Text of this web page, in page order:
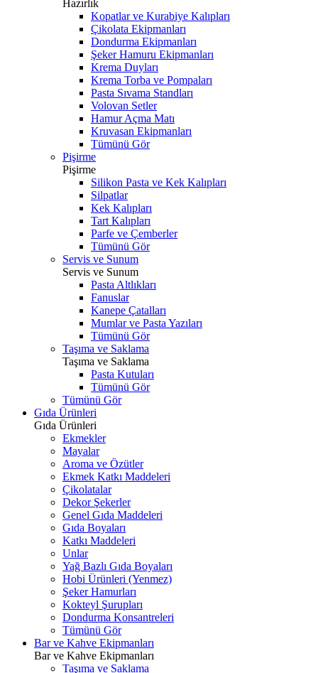
Hazırlık
Kopatlar ve Kurabiye Kalıpları
Çikolata Ekipmanları
Dondurma Ekipmanları
Şeker Hamuru Ekipmanları
Krema Duyları
Krema Torba ve Pompaları
Pasta Sıvama Standları
Volovan Setler
Hamur Açma Matı
Kruvasan Ekipmanları
Tümünü Gör
Pişirme
Pişirme
Silikon Pasta ve Kek Kalıpları
Silpatlar
Kek Kalıpları
Tart Kalıpları
Parfe ve Çemberler
Tümünü Gör
Servis ve Sunum
Servis ve Sunum
Pasta Altlıkları
Fanuslar
Kanepe Çatalları
Mumlar ve Pasta Yazıları
Tümünü Gör
Taşıma ve Saklama
Taşıma ve Saklama
Pasta Kutuları
Tümünü Gör
Tümünü Gör
Gıda Ürünleri
Gıda Ürünleri
Ekmekler
Mayalar
Aroma ve Özütler
Ekmek Katkı Maddeleri
Çikolatalar
Dekor Şekerler
Genel Gıda Maddeleri
Gıda Boyaları
Katkı Maddeleri
Unlar
Yağ Bazlı Gıda Boyaları
Hobi Ürünleri (Yenmez)
Şeker Hamurları
Kokteyl Şurupları
Dondurma Konsantreleri
Tümünü Gör
Bar ve Kahve Ekipmanları
Bar ve Kahve Ekipmanları
Taşıma ve Saklama